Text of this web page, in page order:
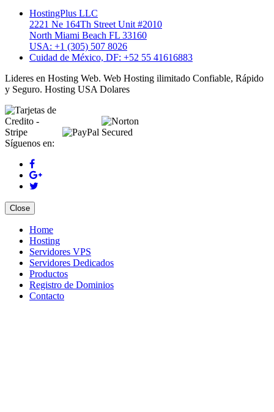
HostingPlus LLC
2221 Ne 164Th Street Unit #2010
North Miami Beach FL 33160
USA: +1 (305) 507 8026
Cuidad de México, DF: +52 55 41616883
Lideres en Hosting Web. Web Hosting ilimitado Confiable, Rápido
y Seguro. Hosting USA Dolares
Síguenos en:
Close
Home
Hosting
Servidores VPS
Servidores Dedicados
Productos
Registro de Dominios
Contacto